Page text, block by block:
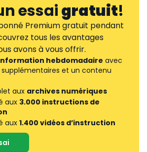
essaigratuit!
Premium gratuit pendant
tous les avantages
avons à vous offrir.
hebdomadaire avec
supplémentaires et un contenu
aux archives numériques
aux 3.000 instructions de
aux 1.400 vidéos d’instruction